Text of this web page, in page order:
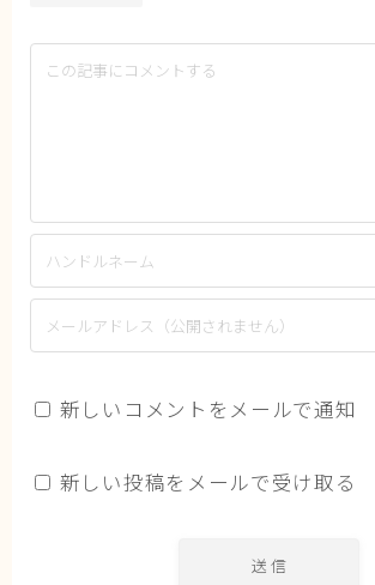
新しいコメントをメールで通知
新しい投稿をメールで受け取る